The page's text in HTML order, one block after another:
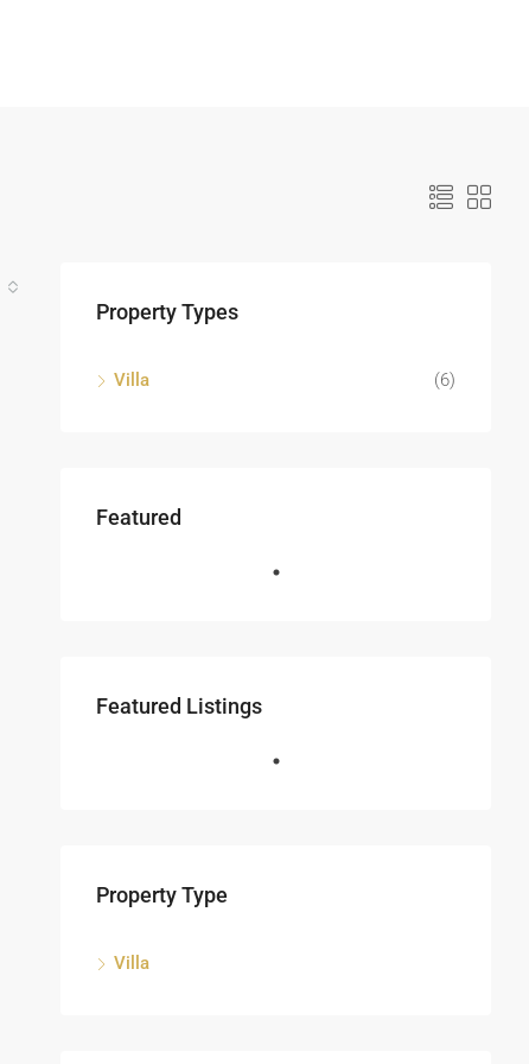
Property Types
Villa (6)
Featured
Featured Listings
Property Type
Villa